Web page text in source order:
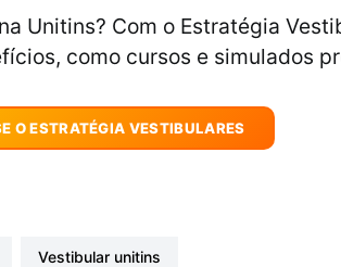
Unitins? Com o Estratégia
como cursos e simulados
O ESTRATÉGIA VESTIBULARES
vestibular unitins